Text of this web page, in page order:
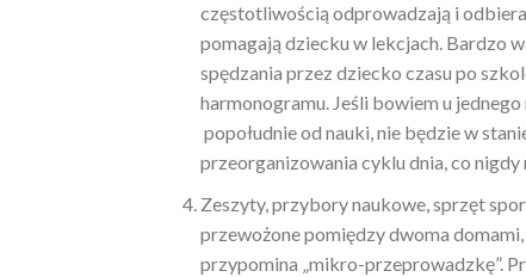
częstotliwością odprowadzają i
pomagają dziecku w lekcjach. Bardzo
spędzania przez dziecko czasu po
harmonogramu. Jeśli bowiem u
popołudnie od nauki, nie będzie w
przeorganizowania cyklu dnia, co
Zeszyty, przybory naukowe, sprzęt
przewożone pomiędzy dwoma
przypomina „mikro-przeprowadzkę”.